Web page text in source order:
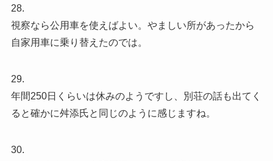
28.
視察なら公用車を使えばよい。やましい所があったから
自家用車に乗り替えたのでは。
29.
年間250日くらいは休みのようですし、別荘の話も出てく
ると確かに舛添氏と同じのように感じますね。
30.